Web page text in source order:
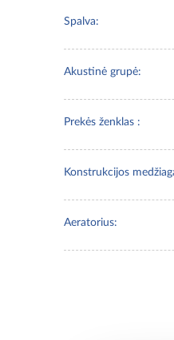
Spalva:
Akustinė grupė:
Prekės ženklas :
Konstrukcijos
Aeratorius: